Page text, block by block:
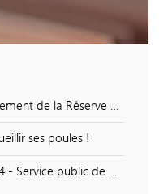
régionale du savart de la Folie
ses poules !
de gestion des déchets ménagers et assimilés